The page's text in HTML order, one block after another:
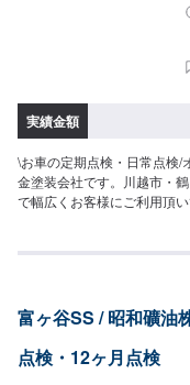
実績金額
\お車の定期点検・日常点検/
金塗装会社です。川越市・
で幅広くお客様にご利用頂
理致します。当社は国から
もなっておりますので保険
富ヶ谷SS / 昭和礦
点検・12ヶ月点検